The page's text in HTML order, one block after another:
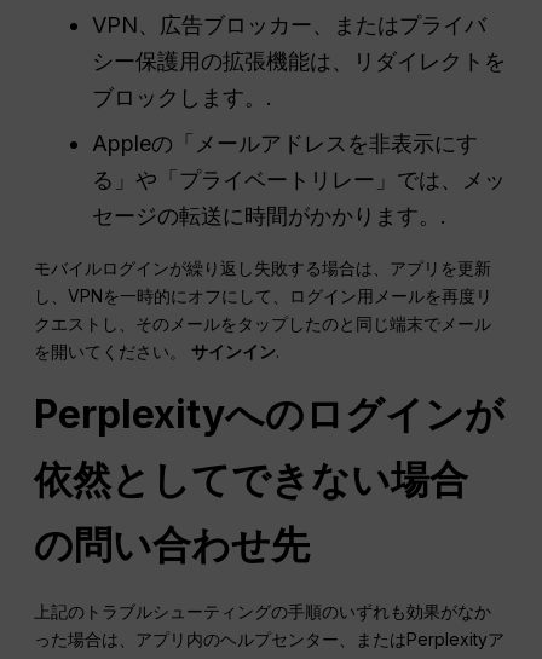
VPN、広告ブロッカー、またはプライバ
シー保護用の拡張機能は、リダイレクトを
ブロックします。.
Appleの「メールアドレスを非表示にす
る」や「プライベートリレー」では、メッ
セージの転送に時間がかかります。.
モバイルログインが繰り返し失敗する場合は、アプリを更新
し、VPNを一時的にオフにして、ログイン用メールを再度リ
クエストし、そのメールをタップしたのと同じ端末でメール
を開いてください。サインイン.
Perplexityへのログインが
依然としてできない場合
の問い合わせ先
上記のトラブルシューティングの手順のいずれも効果がなか
った場合は、アプリ内のヘルプセンター、またはPerplexityア